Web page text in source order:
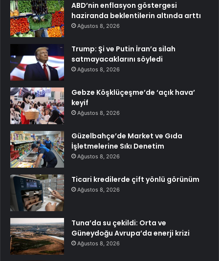
ABD’nin enflasyon göstergesi
haziranda beklentilerin altında arttı
Ağustos 8, 2026
Trump: Şi ve Putin İran’a silah
satmayacaklarını söyledi
Ağustos 8, 2026
Gebze Köşklüçeşme’de ‘açık hava’
keyif
Ağustos 8, 2026
Güzelbahçe’de Market ve Gıda
İşletmelerine Sıkı Denetim
Ağustos 8, 2026
Ticari kredilerde çift yönlü görünüm
Ağustos 8, 2026
Tuna’da su çekildi: Orta ve
Güneydoğu Avrupa’da enerji krizi
Ağustos 8, 2026